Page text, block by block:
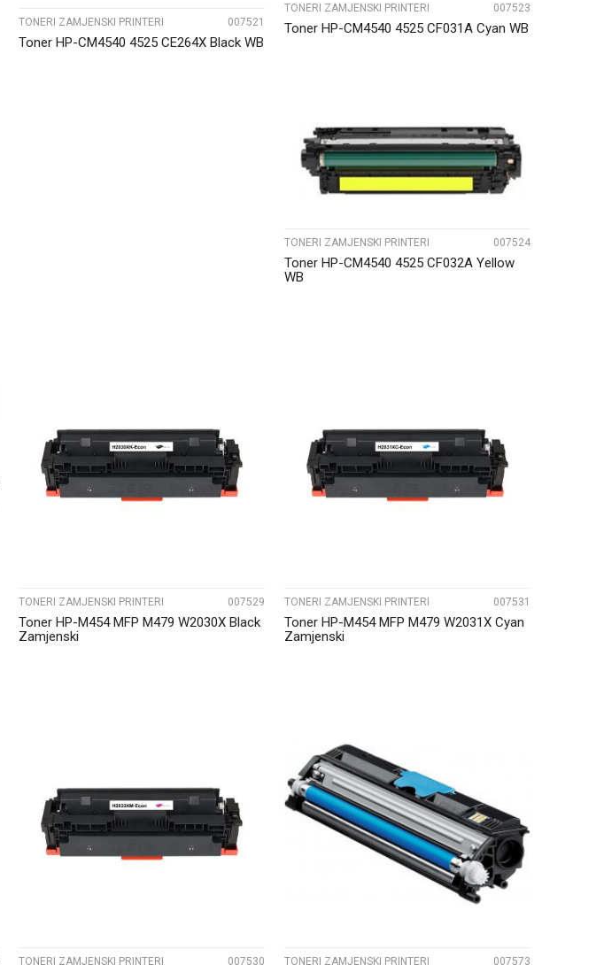
TONERI ZAMJENSKI PRINTERI 007521
Toner HP-CM4540 4525 CE264X Black WB
TONERI ZAMJENSKI PRINTERI 007523
Toner HP-CM4540 4525 CF031A Cyan WB
UPOREDI
TONERI ZAMJENSKI PRINTERI 007524
Toner HP-CM4540 4525 CF032A Yellow
WB
UPOREDI
TONERI ZAMJENSKI PRINTERI 007529
Toner HP-M454 MFP M479 W2030X Black
Zamjenski
UPOREDI
TONERI ZAMJENSKI PRINTERI 007531
Toner HP-M454 MFP M479 W2031X Cyan
Zamjenski
UPOREDI
TONERI ZAMJENSKI PRINTERI 007530
UPOREDI
TONERI ZAMJENSKI PRINTERI 007573